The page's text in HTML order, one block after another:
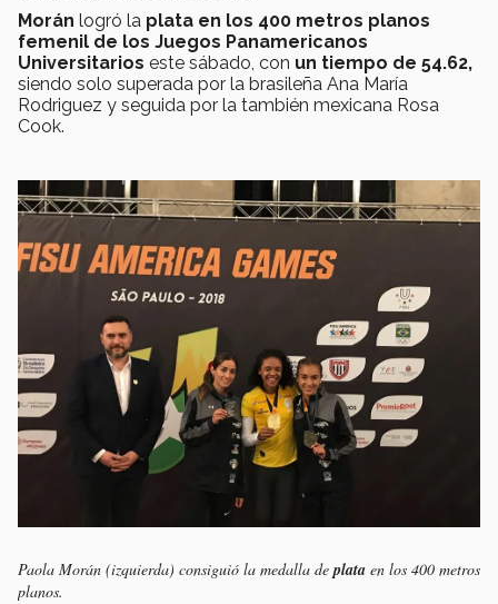
Morán logró la plata en los 400 metros planos
femenil de los Juegos Panamericanos
Universitarios este sábado, con un tiempo de 54.62,
siendo solo superada por la brasileña Ana María
Rodriguez y seguida por la también mexicana Rosa
Cook.
Paola Morán (izquierda) consiguió la medalla deplata en los 400 metros
planos.